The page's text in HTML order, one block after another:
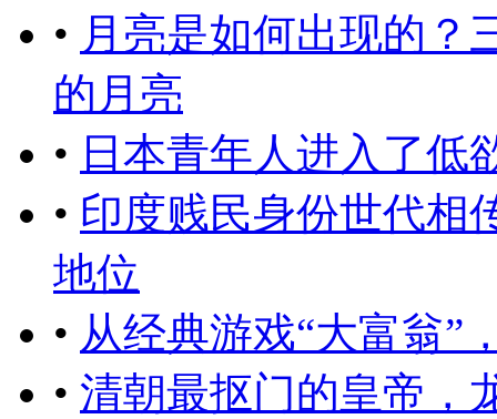
• 月亮是如何出现的？
的月亮
• 日本青年人进入了低
• 印度贱民身份世代相
地位
• 从经典游戏“大富翁”
• 清朝最抠门的皇帝，